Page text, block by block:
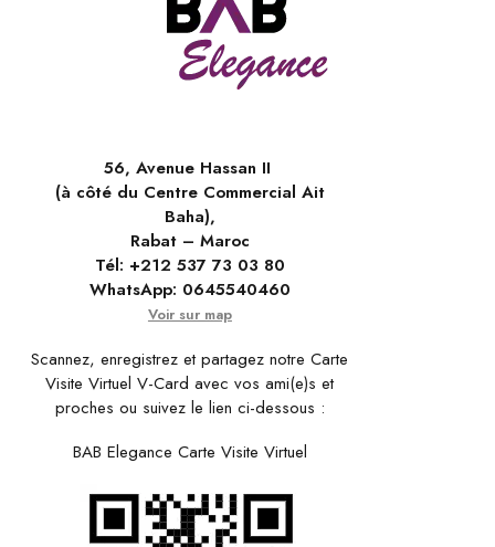
56, Avenue Hassan II
(à côté du Centre Commercial Ait
Baha),
Rabat – Maroc
Tél: +212 537 73 03 80
WhatsApp: 0645540460
Voir sur map
Scannez, enregistrez et partagez notre Carte
Visite Virtuel V-Card avec vos ami(e)s et
proches ou suivez le lien ci-dessous :
BAB Elegance Carte Visite Virtuel